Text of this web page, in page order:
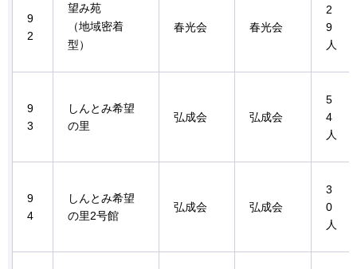
9
2
望み苑
（地域密着
型）
春光会 春光会
2
9
人
9
3
しんとみ希望
の里
弘成会 弘成会
5
4
人
9
4
しんとみ希望
の里2号館
弘成会 弘成会
3
0
人